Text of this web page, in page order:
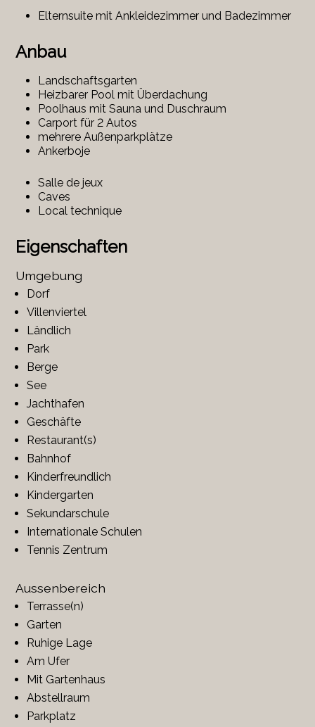
Elternsuite mit Ankleidezimmer und Badezimmer
Anbau
Landschaftsgarten
Heizbarer Pool mit Überdachung
Poolhaus mit Sauna und Duschraum
Carport für 2 Autos
mehrere Außenparkplätze
Ankerboje
Salle de jeux
Caves
Local technique
Eigenschaften
Umgebung
Dorf
Villenviertel
Ländlich
Park
Berge
See
Jachthafen
Geschäfte
Restaurant(s)
Bahnhof
Kinderfreundlich
Kindergarten
Sekundarschule
Internationale Schulen
Tennis Zentrum
Aussenbereich
Terrasse(n)
Garten
Ruhige Lage
Am Ufer
Mit Gartenhaus
Abstellraum
Parkplatz